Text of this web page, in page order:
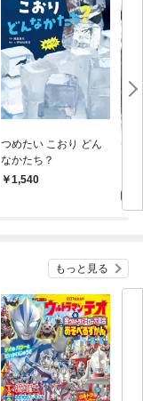
つめたい こおり どん
なかたち？
1,540
チ
もっと見る